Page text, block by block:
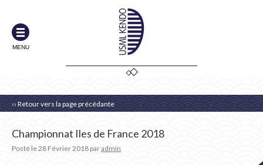
MENU
‹‹ Retour vers la page précédante
Championnat Iles de France 2018
Posté le28 Février 2018paradmin